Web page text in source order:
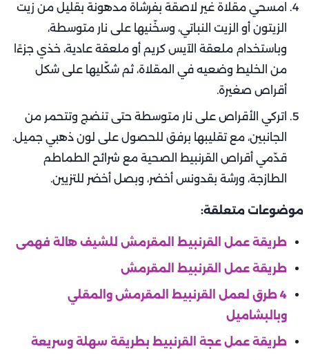
امسحي مقلاة غير لاصقة بفرشاة مدهونة بقليل من زيت
الزيتون أو الزيت النباتي، وسخّنيها على نار متوسطة،
وباستخدام ملعقة الآيس كريم أو ملعقة عادية، خذي جزءًا
من الخليط وضعيه في المقلاة، ثم شكّليها على شكل
أقراص صغيرة.
اتركي الأقراص على نار متوسطة حتى تنضج وتتحمر من
الجانبين، مع تقليبها برفق للحصول على لون ذهبي جميل.
قدّمي أقراص القرنبيط الصحية مع شرائح الطماطم
الطازجة، ورشة بقدونس أخضر، وبصل أخضر للتزيين.
موضوعات متعلقة:
طريقة عمل القرنبيط المقرمش للشيف هالة فهمى
طريقة عمل القرنبيط المقرمش
4 طرق لعمل القرنبيط المقرمش والمقلي
وبالبشاميل
طريقة عمل عجة القرنبيط بطريقة سهلة وسريعة